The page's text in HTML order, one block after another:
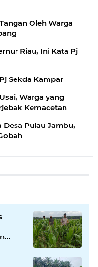
Oleh Warga
Sekda Kampar
Warga yang
Kemacetan
Desa Pulau Jambu,